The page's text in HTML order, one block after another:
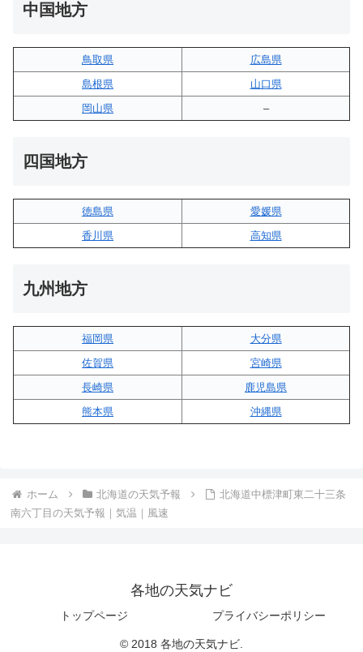
中国地方
鳥取県
広島県
島根県
山口県
岡山県
–
四国地方
徳島県
愛媛県
香川県
高知県
九州地方
福岡県
大分県
佐賀県
宮崎県
長崎県
鹿児島県
熊本県
沖縄県
ホーム 北海道の天気予報
北海道中標津町東二十三条
南六丁目の天気予報｜気温｜風速
各地の天気ナビ
トップページ プライバシーポリシー
© 2018 各地の天気ナビ.